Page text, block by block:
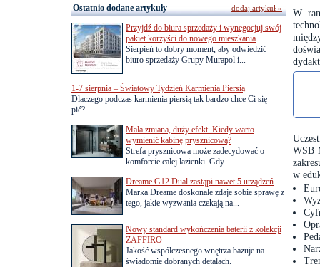
W
WSB
w
Ostatnio dodane artykuły
Przyjdź do biura sprzedaży i wynegocjuj swój
pakiet korzyści do nowego mieszkania
Sierpień to dobry moment, aby odwiedzić
biuro sprzedaży Grupy Murapol i...
1-7 sierpnia – Światowy Tydzień Karmienia Piersią
Dlaczego podczas karmienia piersią tak bardzo chce Ci się
pić?...
Mała zmiana, duży efekt. Kiedy warto
wymienić kabinę prysznicową?
Strefa prysznicowa może zadecydować o
komforcie całej łazienki. Gdy...
Dreame G12 Dual zastąpi nawet 5 urządzeń
Marka Dreame doskonale zdaje sobie sprawę z
tego, jakie wyzwania czekają na...
Nowy standard wykończenia baterii z kolekcji
ZAFFIRO
Jakość współczesnego wnętrza bazuje na
świadomie dobranych detalach.
dodaj artykuł »